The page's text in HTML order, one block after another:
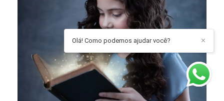
✕
Olá! Como podemos ajudar você?